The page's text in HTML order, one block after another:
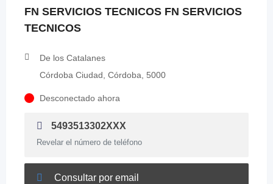
FN SERVICIOS TECNICOS FN SERVICIOS
TECNICOS
De los Catalanes
Córdoba Ciudad, Córdoba, 5000
Desconectado ahora
5493513302XXX
Revelar el número de teléfono
Consultar por email